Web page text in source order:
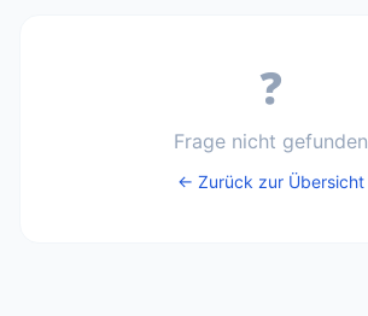
❓
Frage nicht gefunden
← Zurück zur Übersicht